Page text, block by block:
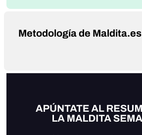
Metodología de Maldita.es